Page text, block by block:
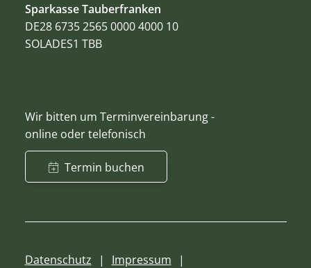
Sparkasse Tauberfranken
DE28 6735 2565 0000 4000 10
SOLADES1 TBB
Wir bitten um Terminvereinbarung -
online oder telefonisch
Termin buchen
Datenschutz
Impressum